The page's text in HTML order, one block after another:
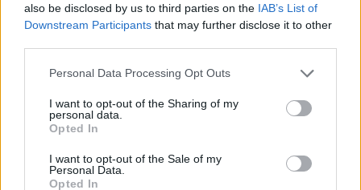
also be disclosed by us to third parties on the IAB’s List of
Downstream Participants that may further disclose it to other
Personal Data Processing Opt Outs
I want to opt-out of the Sharing of my
personal data.
Opted In
I want to opt-out of the Sale of my
Personal Data.
Opted In
Chiusure notturne in A9 tra Como